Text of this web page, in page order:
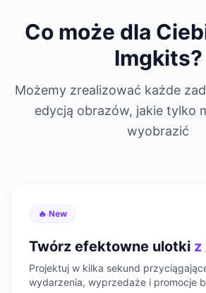
Co może dla
Imgkits?
Możemy zrealizować każde
edycją obrazów, jakie tylko
wyobrazić
🔥 New
Twórz efektowne ulotki z
Projektuj w kilka sekund
wydarzenia, wyprzedaże i promocje